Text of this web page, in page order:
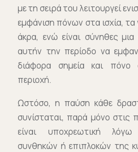
με τη σειρά του λειτουργεί
εμφάνιση πόνων στα ισχία,
άκρα, ενώ είναι σύνηθες
αυτήν την περίοδο να
διάφορα σημεία και πόνο
περιοχή.
Ωστόσο, η παύση κάθε
συνίσταται, παρά μόνο στις
είναι υποχρεωτική λόγω
συνθηκών ή επιπλοκών της